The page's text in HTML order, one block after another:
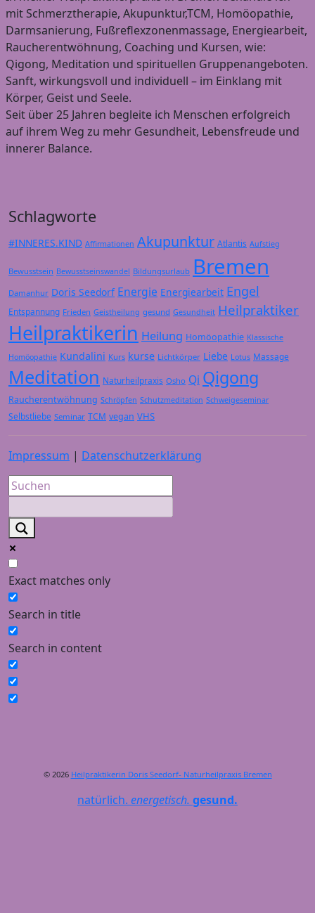
mit Schmerztherapie, Akupunktur,TCM, Homöopathie,
Darmsanierung, Fußreflexzonenmassage, Energiearbeit,
Raucherentwöhnung, Coaching und Kursen, wie:
Qigong, Meditation und spirituellen Gruppenangeboten.
Sanft, wirkungsvoll und individuell – im Einklang mit
Körper, Geist und Seele.
Seit über 25 Jahren begleite ich Menschen erfolgreich
auf ihrem Weg zu mehr Gesundheit, Lebensfreude und
innerer Balance.
Schlagworte
#INNERES.KIND Affirmationen Akupunktur Atlantis Aufstieg
Bewusstsein Bewusstseinswandel Bildungsurlaub Bremen
Damanhur Doris Seedorf Energie Energiearbeit Engel
Entspannung Frieden Geistheilung gesund Gesundheit Heilpraktiker
Heilpraktikerin Heilung Homöopathie Klassische
Homöopathie Kundalini Kurs kurse Lichtkörper Liebe Lotus Massage
Meditation Naturheilpraxis Osho Qi Qigong
Raucherentwöhnung Schröpfen Schutzmeditation Schweigeseminar
Selbstliebe Seminar TCM vegan VHS
Impressum | Datenschutzerklärung
Exact matches only
Search in title
Search in content
© 2026 Heilpraktikerin Doris Seedorf- Naturheilpraxis Bremen
natürlich. energetisch. gesund.